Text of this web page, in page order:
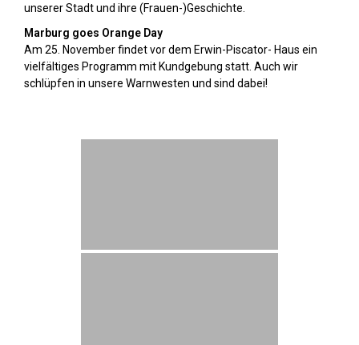
unserer Stadt und ihre (Frauen-)Geschichte.
Marburg goes Orange Day
Am 25. November findet vor dem Erwin-Piscator- Haus ein
vielfältiges Programm mit Kundgebung statt. Auch wir
schlüpfen in unsere Warnwesten und sind dabei!